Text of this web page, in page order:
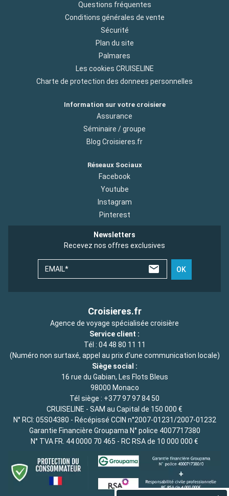
Questions fréquentes
Conditions générales de vente
Sécurité
Plan du site
Palmares
Les cookies CRUISELINE
Charte de protection des donnees personnelles
Information sur votre croisiere
Assurance
Séminaire / groupe
Blog Croisieres.fr
Réseaux Sociaux
Facebook
Youtube
Instagram
Pinterest
Newsletters
Recevez nos offres exclusives
EMAIL* OK
Croisieres.fr
Agence de voyage spécialisée croisière
Service client :
Tél : 04 48 80 11 11
(Numéro non surtaxé, appel au prix d'une communication locale)
Siège social :
16 rue du Gabian, Les Flots Bleus
98000 Monaco
Tél siège : +377 97 97 84 50
CRUISELINE - SAM au Capital de 150 000 €
N° RCI: 05S04380 - Récépissé CCIN n°2007-01231/2007-01232
Garantie Financière Groupama N° police 4007717380
N° TVA FR. 44 0000 70 465 - RC RSA de 10 000 000 €